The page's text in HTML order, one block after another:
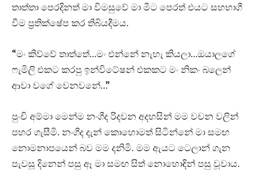
තාත්තා පෙරදිනත් මා විමසුවේ මා මීට පෙරත් එයට සහභාගී
වීම ප්‍රතික්ෂේප කර තිබියදීමය.
“මං කිව්වේ තාත්තේ…මං එන්නේ නැහැ කියලා…ඔයාලගේ
ෆැමිලි එකට කරපු ඉන්විටේෂන් එකකට මං නිකං බලෙන්
ආවා වගේ වෙනවනේ…”
පුංචි අම්මා මෙන්ම නංගීද රිදවන අදහසින් මම වචන වලින්
පහර ගැසීමි. නංගීද දැන් කොහොමත් සිටින්නේ මා සමඟ
නොමනාපයෙන් බව මම දනිමි. මම ඇයට ටෙලාන් ගැන
පැවසූ දිනෙන් පසු ඈ මා සමඟ සිත් නොහොඳින් පසු වූවාය.